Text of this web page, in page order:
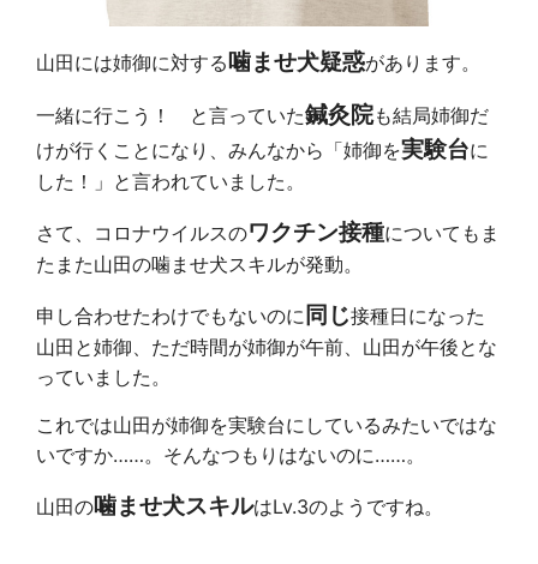
山田には姉御に対する噛ませ犬疑惑があります。
一緒に行こう！ と言っていた鍼灸院も結局姉御だ
けが行くことになり、みんなから「姉御を実験台に
した！」と言われていました。
さて、コロナウイルスのワクチン接種についてもま
たまた山田の噛ませ犬スキルが発動。
申し合わせたわけでもないのに 同じ接種日になった
山田と姉御、ただ時間が姉御が午前、山田が午後とな
っていました。
これでは山田が姉御を実験台にしているみたいではな
いですか……。そんなつもりはないのに……。
山田の噛ませ犬スキルはLv.3のようですね。